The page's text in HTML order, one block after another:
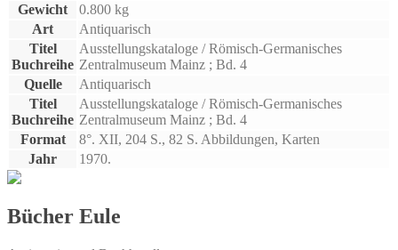
1970.
[Ausstellungskatalog].
Menge
Gewicht
0.800 kg
Art
Antiquarisch
Titel
Buchreihe
Ausstellungskataloge / Römisch-Germanisches
Zentralmuseum Mainz ; Bd. 4
Quelle
Antiquarisch
Titel
Buchreihe
Ausstellungskataloge / Römisch-Germanisches
Zentralmuseum Mainz ; Bd. 4
Format
8°. XII, 204 S., 82 S. Abbildungen, Karten
Jahr
1970.
Bücher Eule